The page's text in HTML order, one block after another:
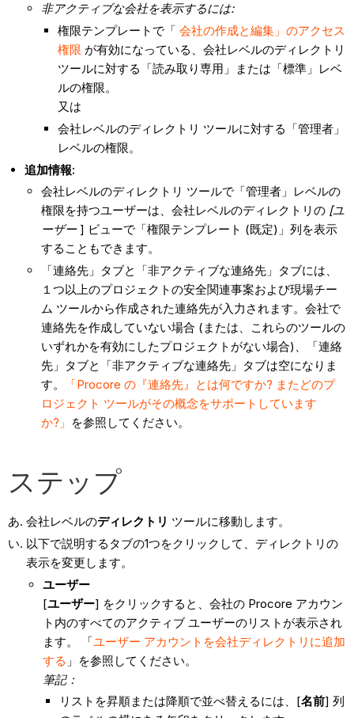
非アクティブな会社を表示するには:
権限テンプレートで「会社の作成と編集」のアクセス
権限 が有効になっている、会社レベルのディレクトリ
ツールに対する「読み取り専用」または「標準」レベ
ルの権限。
又は
会社レベルのディレクトリ ツールに対する「管理者」
レベルの権限。
追加情報:
会社レベルのディレクトリ ツールで「管理者」レベルの
権限を持つユーザーは、会社レベルのディレクトリの [ユ
ーザー ] ビューで「権限テンプレート (既定)」列を表示
することもできます。
「連絡先」タブと「非アクティブな連絡先」タブには、
１つ以上のプロジェクトの安全関連事案および現場チー
ム ツールから作成された連絡先が入力されます。会社で
連絡先を作成していない場合 (または、これらのツールの
いずれかを有効にしたプロジェクトがない場合)、「連絡
先」タブと「非アクティブな連絡先」タブは空になりま
す。
「Procore の『連絡先』とは何ですか? またどのプ
ロジェクト ツールがその概念をサポートしています
か?」 を参照してください。
ステップ
会社レベルのディレクトリ ツールに移動します。
以下で説明するタブの1つをクリックして、ディレクトリの
表示を変更します。
ユーザー
[ユーザー] をクリックすると、会社の Procore アカウン
ト内のすべてのアクティブ ユーザーのリストが表示され
ます。 「ユーザー アカウントを会社ディレクトリに追加
する 」を参照してください。
筆記：
リストを昇順または降順で並べ替えるには、[名前] 列